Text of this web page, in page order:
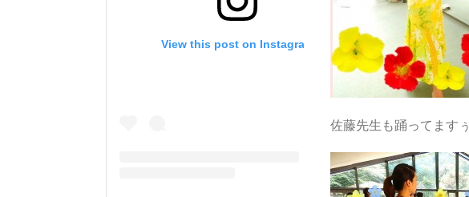
佐藤先生も踊ってますぅ
View this post on Instagram